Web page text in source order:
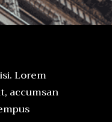
Lorem
accumsan